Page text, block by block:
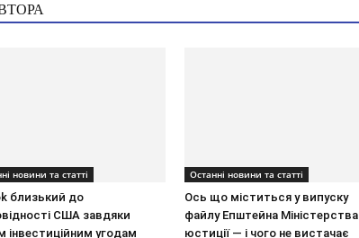
новини та статті
близький до
США завдяки
інвестиційним угодам
Останні новини та статті
Ось що міститься у випуску
файлу Епштейна Міністерства
юстиції — і чого не вистачає